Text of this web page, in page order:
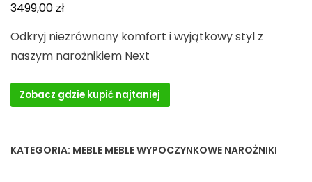
3499,00zł
Odkryj niezrównany komfort i wyjątkowy styl z
naszym narożnikiem Next
Zobacz gdzie kupić najtaniej
KATEGORIA: MEBLE MEBLE WYPOCZYNKOWE NAROŻNIKI